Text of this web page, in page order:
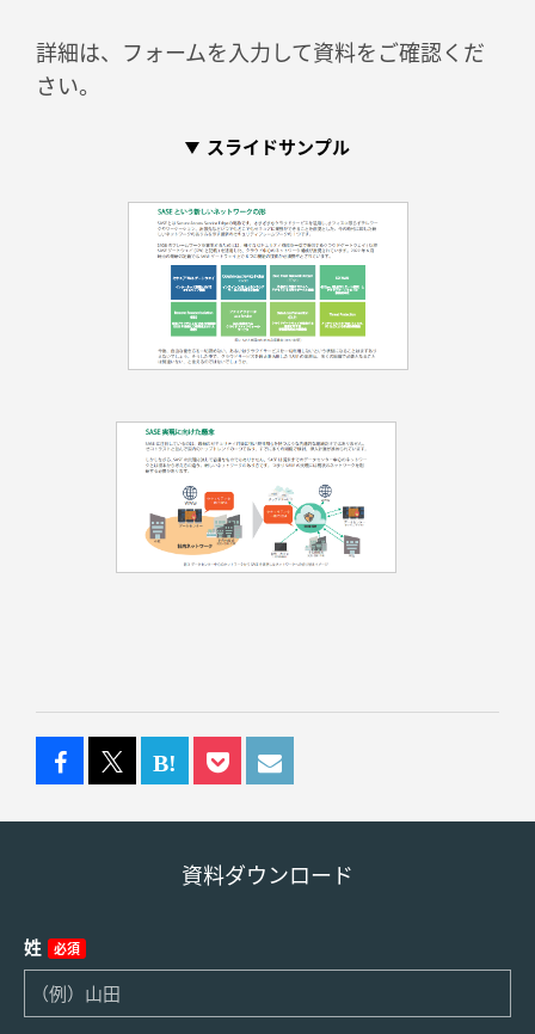
詳細は、フォームを入力して資料をご確認くだ
さい。
スライドサンプル
資料ダウンロード
姓 必須